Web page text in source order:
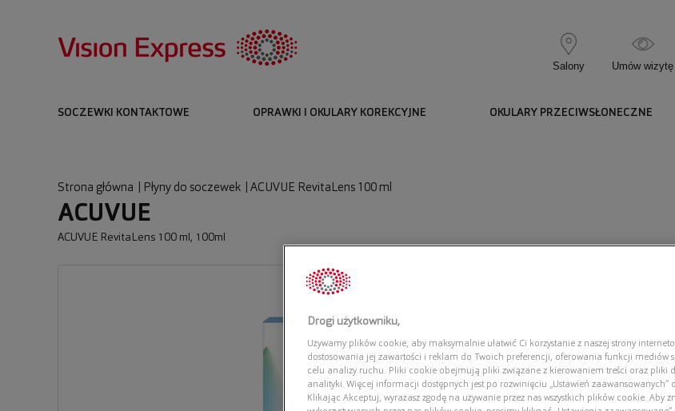
Salony Umów wizytę
SOCZEWKI KONTAKTOWE OPRAWKI I OKULARY KOREKCYJNE OKULARY PRZECIWSŁONECZNE
Strona główna Płyny do soczewek ACUVUE RevitaLens 100 ml
ACUVUE
ACUVUE RevitaLens 100 ml, 100ml
Drogi użytkowniku,
Używamy plików cookie, aby maksymalnie ułatwić Ci korzystanie z naszej strony
dostosowania jej zawartości i reklam do Twoich preferencji, oferowania funkcji mediów
celu analizy ruchu. Pliki cookie obejmują pliki związane z kierowaniem treści oraz pliki
analityki. Więcej informacji dostępnych jest po rozwinięciu „Ustawień zaawansowanych”
Klikając Akceptuj, wyrażasz zgodę na używanie przez nas wszystkich plików cookie. Aby